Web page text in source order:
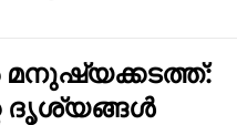
മനുഷ്യക്കടത്ത്:
ദൃശ്യങ്ങൾ